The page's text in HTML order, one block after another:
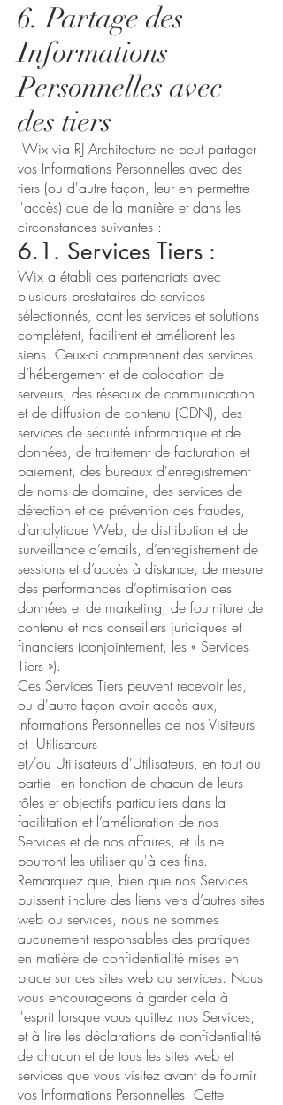
6. Partage des
Informations
Personnelles avec
des tiers
Wix via RJ Architecture ne peut partager
vos Informations Personnelles avec des
tiers (ou d'autre façon, leur en permettre
l'accès) que de la manière et dans les
circonstances suivantes :
6.1. Services Tiers :
Wix a établi des partenariats avec
plusieurs prestataires de services
sélectionnés, dont les services et solutions
complètent, facilitent et améliorent les
siens. Ceux-ci comprennent des services
d’hébergement et de colocation de
serveurs, des réseaux de communication
et de diffusion de contenu (CDN), des
services de sécurité informatique et de
données, de traitement de facturation et
paiement, des bureaux d'enregistrement
de noms de domaine, des services de
détection et de prévention des fraudes,
d’analytique Web, de distribution et de
surveillance d’emails, d’enregistrement de
sessions et d’accès à distance, de mesure
des performances d’optimisation des
données et de marketing, de fourniture de
contenu et nos conseillers juridiques et
financiers (conjointement, les « Services
Tiers »).
Ces Services Tiers peuvent recevoir les,
ou d'autre façon avoir accès aux,
Informations Personnelles de nos Visiteurs
et Utilisateurs
et/ou Utilisateurs d'Utilisateurs, en tout ou
partie - en fonction de chacun de leurs
rôles et objectifs particuliers dans la
facilitation et l’amélioration de nos
Services et de nos affaires, et ils ne
pourront les utiliser qu'à ces fins.
Remarquez que, bien que nos Services
puissent inclure des liens vers d’autres sites
web ou services, nous ne sommes
aucunement responsables des pratiques
en matière de confidentialité mises en
place sur ces sites web ou services. Nous
vous encourageons à garder cela à
l'esprit lorsque vous quittez nos Services,
et à lire les déclarations de confidentialité
de chacun et de tous les sites web et
services que vous visitez avant de fournir
vos Informations Personnelles. Cette